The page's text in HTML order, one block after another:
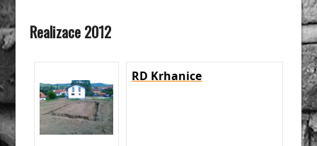
Realizace 2012
RD Krhanice